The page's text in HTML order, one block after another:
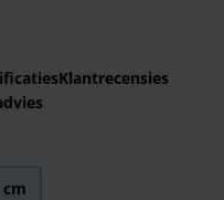
Klantrecensies
cm